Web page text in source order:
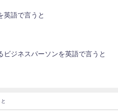
英語で言うと
ビジネスパーソンを英語で言うと